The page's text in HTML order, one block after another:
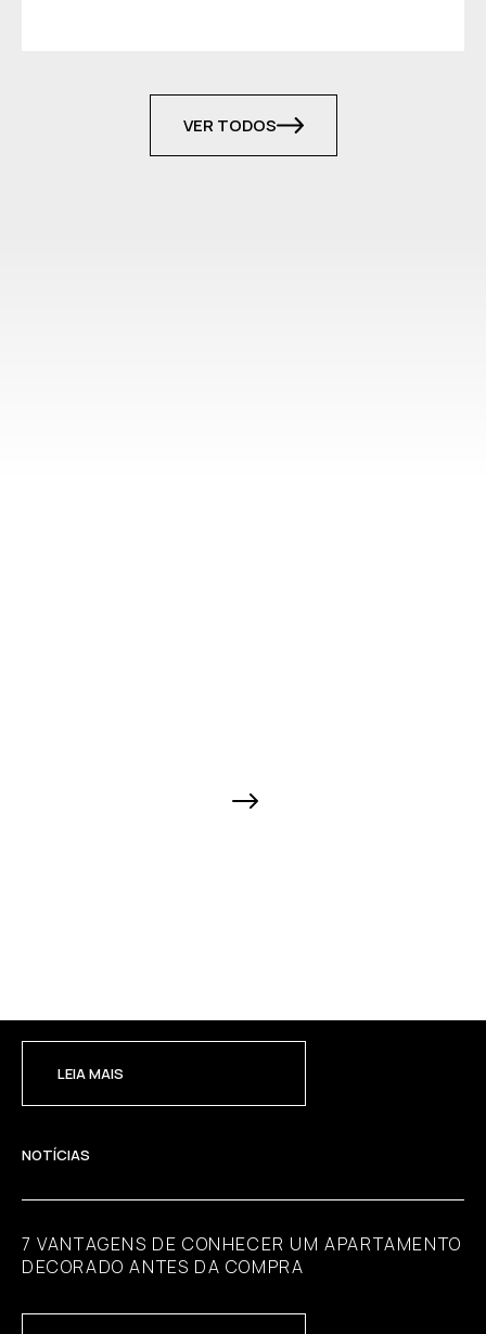
VER TODOS
LEIA MAIS
NOTÍCIAS
7 VANTAGENS DE CONHECER UM APARTAMENTO
DECORADO ANTES DA COMPRA